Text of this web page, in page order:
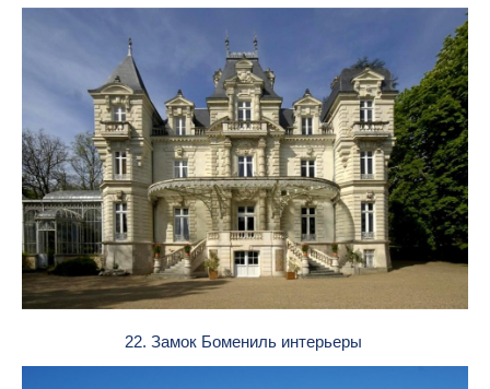
22. Замок Бомениль интерьеры